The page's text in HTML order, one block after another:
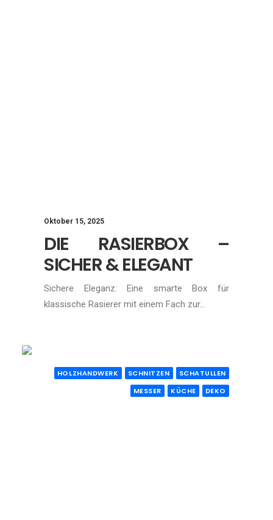
Oktober 15, 2025
DIE RASIERBOX –
SICHER & ELEGANT
Sichere Eleganz: Eine smarte Box für
klassische Rasierer mit einem Fach zur…
HOLZHANDWERK SCHNITZEN
SCHATULLEN
MESSER
KÜCHE DEKO